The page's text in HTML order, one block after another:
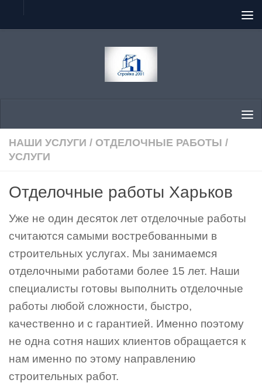
Перейти к содержимому
НАШИ УСЛУГИ / ОТДЕЛОЧНЫЕ РАБОТЫ /
УСЛУГИ
Отделочные работы Харьков
Уже не один десяток лет отделочные работы
считаются самыми востребованными в
строительных услугах. Мы занимаемся
отделочными работами более 15 лет. Наши
специалисты готовы выполнить отделочные
работы любой сложности, быстро,
качественно и с гарантией. Именно поэтому
не одна сотня наших клиентов обращается к
нам именно по этому направлению
строительных работ.